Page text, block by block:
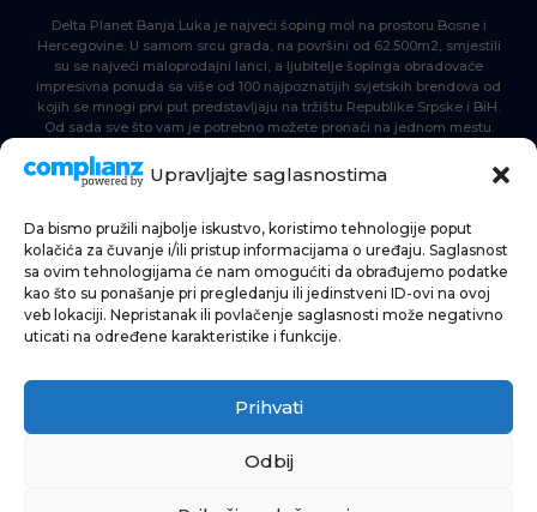
Upravljajte saglasnostima
Da bismo pružili najbolje iskustvo, koristimo tehnologije poput
kolačića za čuvanje i/ili pristup informacijama o uređaju. Saglasnost
sa ovim tehnologijama će nam omogućiti da obrađujemo podatke
kao što su ponašanje pri pregledanju ili jedinstveni ID-ovi na ovoj
veb lokaciji. Nepristanak ili povlačenje saglasnosti može negativno
uticati na određene karakteristike i funkcije.
Prihvati
Odbij
Delta Planet Banja Luka je najveći šoping mol na prostoru Bosne i
Hercegovine. U samom srcu grada, na površini od 62.500m2, smjestili
su se najveći maloprodajni lanci, a ljubitelje šopinga obradovaće
impresivna ponuda sa više od 100 najpoznatijih svjetskih brendova od
kojih se mnogi prvi put predstavljaju na tržištu Republike Srpske i BiH.
Od sada sve što vam je potrebno možete pronaći na jednom mestu.
POČETNA
ŠOPING
AKTUELNOSTI
ZABAVA